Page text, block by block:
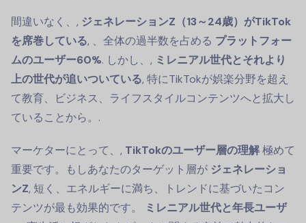
間違いなく、, ジェネレーションZ（13～24歳）がTikTok
を席巻している, 、全体の過半数を占める プラットフォー
ムのユーザー60%. しかし、, ミレニアル世代とそれより
上の世代が追いついている, 特にTikTokが娯楽分野を超え
て教育、ビジネス、ライフスタイルコンテンツへと拡大し
ていることから。.
マーケターにとって、, TikTokのユーザー層の理解極めて
重要です。もしあなたのターゲット層が ジェネレーショ
ンZ, 短く、エネルギーに満ち、トレンドに基づいたコン
テンツが最も効果的です。
ミレニアル世代と年長ユーザ